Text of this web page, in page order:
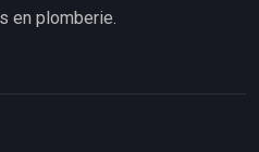
en plomberie.